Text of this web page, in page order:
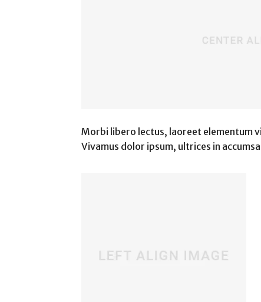
Morbi libero lectus, laoreet elementum
Vivamus dolor ipsum, ultrices in